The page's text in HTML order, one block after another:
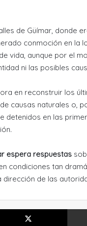
de Güímar, donde
conmoción en la
vida, aunque por el
ni las posibles
en reconstruir los
causas naturales o,
detenidos en las
espera respuestas
condiciones tan
de las
X